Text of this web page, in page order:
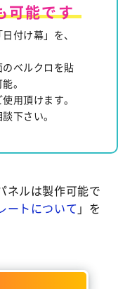
可能です
付け幕」を、
ベルクロを貼
。
用頂けます。
下さい。
ネルは製作可能で
ートについて 」を